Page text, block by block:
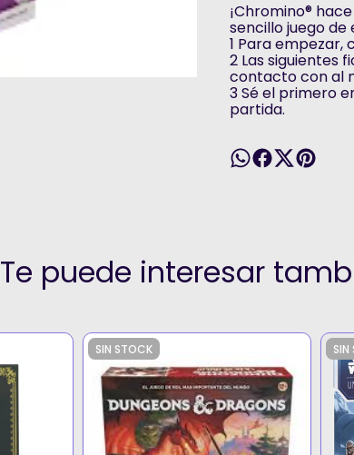
¡Chromino®
sencillo juego
1 Para empezar,
2 Las siguientes
contacto con al
3 Sé el primero
partida.
Te puede interesar
SIN STOCK